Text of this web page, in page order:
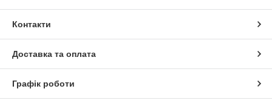
Контакти
Доставка та оплата
Графік роботи